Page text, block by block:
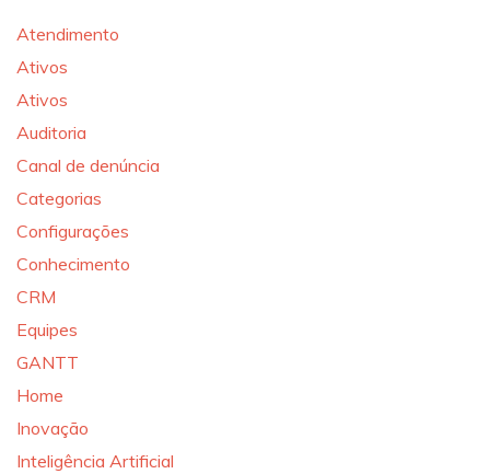
Atendimento
Ativos
Ativos
Auditoria
Canal de denúncia
Categorias
Configurações
Conhecimento
CRM
Equipes
GANTT
Home
Inovação
Inteligência Artificial